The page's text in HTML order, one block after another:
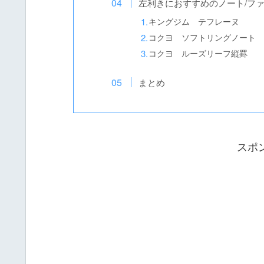
左利きにおすすめのノート/フ
キングジム テフレーヌ
コクヨ ソフトリングノート
コクヨ ルーズリーフ縦罫
まとめ
スポ